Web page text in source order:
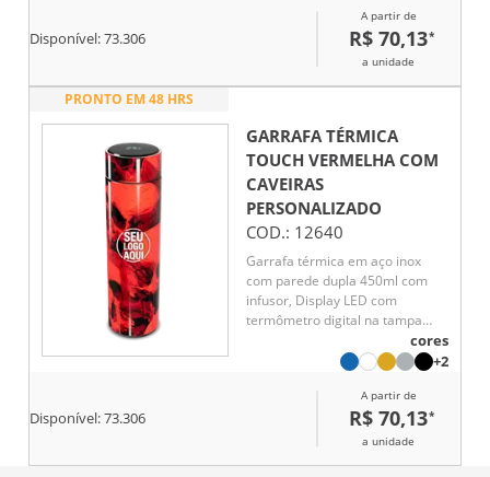
Disponível:73.306
A partir de
R$ 70,13*
a unidade
PRONTO EM 48 HRS
GARRAFA TÉRMICA
TOUCH VERMELHA COM
CAVEIRAS
PERSONALIZADO
COD.: 12640
Garrafa térmica em aço inox
com parede dupla 450ml com
infusor, Display LED com
termômetro digital na tampa
para indicar a temperatura do
líquido, Conserva líquido quente
cores
+2
Disponível:73.306
A partir de
R$ 70,13*
a unidade